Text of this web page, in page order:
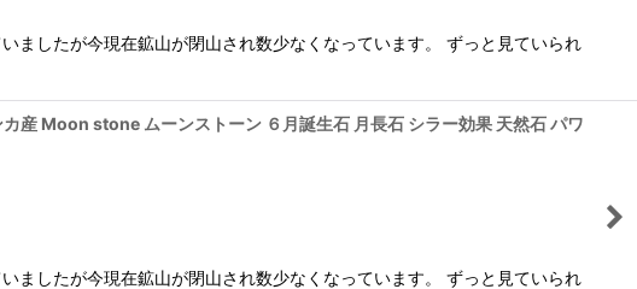
ましたが今現在鉱山が閉山され数少なくなっています。 ずっと見ていられ
産 Moon stone ムーンストーン ６月誕生石 月長石 シラー効果 天然石 パワ
ましたが今現在鉱山が閉山され数少なくなっています。 ずっと見ていられ